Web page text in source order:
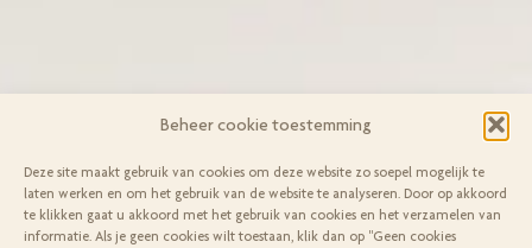
Beheer cookie toestemming
Deze site maakt gebruik van cookies om deze website zo soepel mogelijk te
laten werken en om het gebruik van de website te analyseren. Door op akkoord
te klikken gaat u akkoord met het gebruik van cookies en het verzamelen van
informatie. Als je geen cookies wilt toestaan, klik dan op "Geen cookies